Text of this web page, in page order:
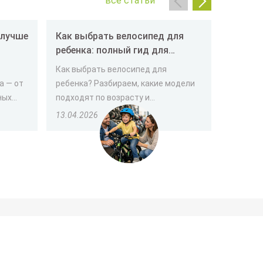
— от
Как выбрать велосипед для
ребенка: полный гид для
родителей
Как выбрать велосипед для
ребенка? Разбираем, какие модели
подходят по возрасту и...
13.04.2026